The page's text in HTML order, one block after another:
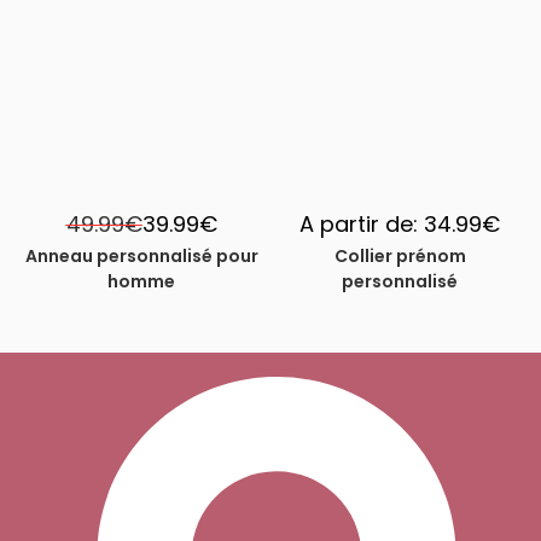
49.99€39.99€
Anneau personnalisé pour
homme
A partir de: 34.99€
Collier prénom
personnalisé